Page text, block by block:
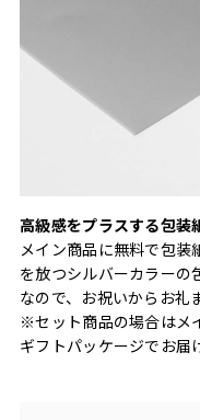
高級感をプラスする包装
メイン商品に無料で包
を放つシルバーカラーの
なので、お祝いからお礼
※セット商品の場合はメ
ギフトパッケージでお届